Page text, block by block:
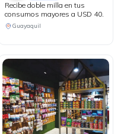
Recibe doble milla en tus
consumos mayores a USD 40.
Guayaquil